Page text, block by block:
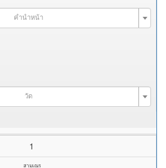
คำนำหน้า
วัด
1
สามเณร